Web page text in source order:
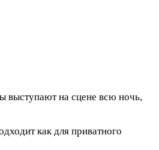
выступают на сцене всю ночь,
как для приватного